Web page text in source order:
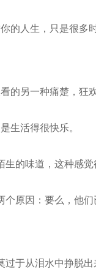
人生，只是很多
另一种痛楚，狂欢
活得很快乐。
的味道，这种感觉
原因：要么，他们
于从泪水中挣脱出